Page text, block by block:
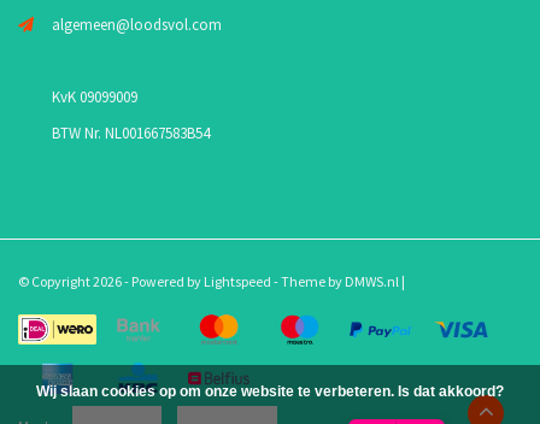
algemeen@loodsvol.com
KvK 09099009
BTW Nr. NL001667583B54
© Copyright 2026 - Powered by Lightspeed - Theme by DMWS.nl |
Wij slaan cookies op om onze website te verbeteren. Is dat akkoord?